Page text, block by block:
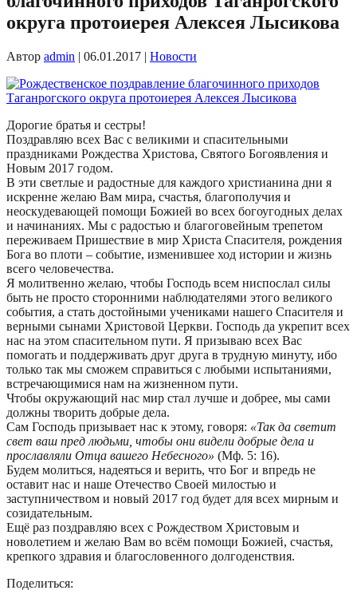
округа протоиерея Алексея Лысикова
Автор admin | 06.01.2017 | Новости
Дорогие братья и сестры!
Поздравляю всех Вас с великими и спасительными
праздниками Рождества Христова, Святого Богоявления и
Новым 2017 годом.
В эти светлые и радостные для каждого христианина дни я
искренне желаю Вам мира, счастья, благополучия и
неоскудевающей помощи Божией во всех богоугодных делах
и начинаниях. Мы с радостью и благоговейным трепетом
переживаем Пришествие в мир Христа Спасителя, рождения
Бога во плоти – событие, изменившее ход истории и жизнь
всего человечества.
Я молитвенно желаю, чтобы Господь всем ниспослал силы
быть не просто сторонними наблюдателями этого великого
события, а стать достойными учениками нашего Спасителя и
верными сынами Христовой Церкви. Господь да укрепит всех
нас на этом спасительном пути. Я призываю всех Вас
помогать и поддерживать друг друга в трудную минуту, ибо
только так мы сможем справиться с любыми испытаниями,
встречающимися нам на жизненном пути.
Чтобы окружающий нас мир стал лучше и добрее, мы сами
должны творить добрые дела.
Сам Господь призывает нас к этому, говоря: «Так да светит
свет ваш пред людьми, чтобы они видели добрые дела и
прославляли Отца вашего Небесного» (Мф. 5: 16).
Будем молиться, надеяться и верить, что Бог и впредь не
оставит нас и наше Отечество Своей милостью и
заступничеством и новый 2017 год будет для всех мирным и
созидательным.
Ещё раз поздравляю всех с Рождеством Христовым и
новолетием и желаю Вам во всём помощи Божией, счастья,
крепкого здравия и благословенного долгоденствия.
Поделиться: